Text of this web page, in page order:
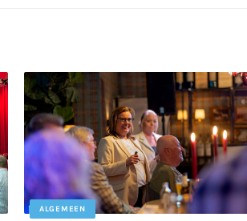
ALGEMEEN